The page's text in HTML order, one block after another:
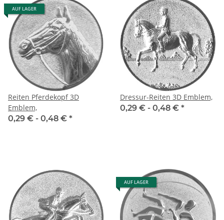
AUF LAGER
Reiten Pferdekopf 3D
Emblem,
0,29 € - 0,48 € *
Dressur-Reiten 3D Emblem,
0,29 € - 0,48 € *
AUF LAGER